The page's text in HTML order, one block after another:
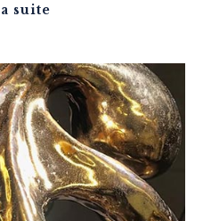
suite